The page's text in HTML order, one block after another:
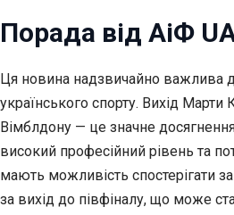
Порада від АіФ
Ця новина надзвичайно важлива
українського спорту. Вихід
Вімблдону — це значне
високий професійний рівень та
мають можливість спостерігати
за вихід до півфіналу, що може